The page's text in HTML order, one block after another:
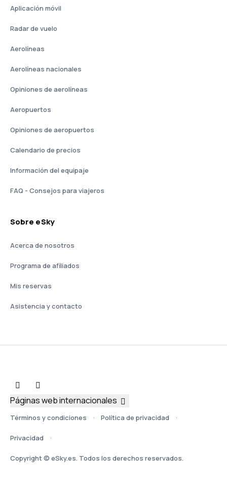
Aplicación móvil
Radar de vuelo
Aerolíneas
Aerolíneas nacionales
Opiniones de aerolíneas
Aeropuertos
Opiniones de aeropuertos
Calendario de precios
Información del equipaje
FAQ - Consejos para viajeros
Sobre eSky
Acerca de nosotros
Programa de afiliados
Mis reservas
Asistencia y contacto
Términos y condiciones Política de privacidad
Privacidad
Copyright © eSky.es. Todos los derechos reservados.
Páginas web internacionales